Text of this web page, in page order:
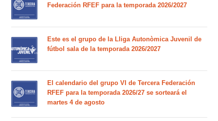
Federación RFEF para la temporada 2026/2027
Este es el grupo de la Lliga Autonòmica Juvenil de
fútbol sala de la temporada 2026/2027
El calendario del grupo VI de Tercera Federación
RFEF para la temporada 2026/27 se sorteará el
martes 4 de agosto